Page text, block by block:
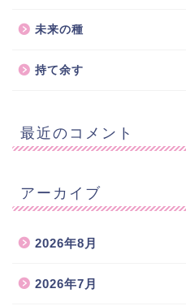
未来の種
持て余す
最近のコメント
アーカイブ
2026年8月
2026年7月